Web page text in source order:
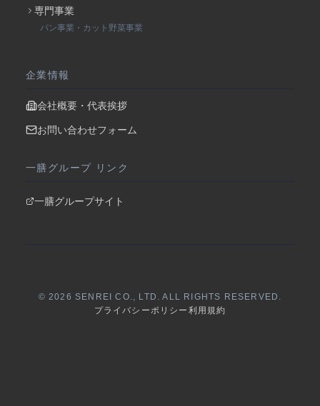
専門事業
パン事業・カット野菜事業
企業情報
会社概要・代表挨拶
お問い合わせフォーム
一膳グループ リンク
一膳グループサイト
© 2026 SENREI CO., LTD. ALL RIGHTS RESERVED.
プライバシーポリシー 利用規約